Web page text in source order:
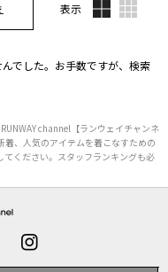
表示
でした。お手数ですが、検索
channel【ランウェイチャンネ
着、人気のアイテムを着こなすための
てください。スタッフランキングも必